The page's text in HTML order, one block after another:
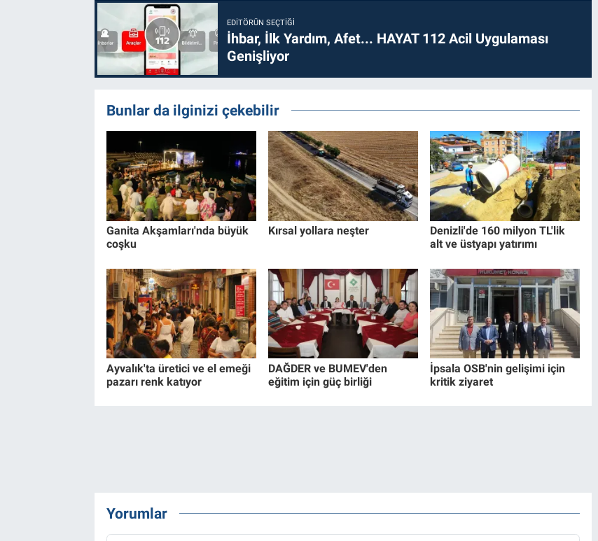
EDITÖRÜN SEÇTIĞI
İhbar, İlk Yardım, Afet... HAYAT 112 Acil Uygulaması
Genişliyor
Bunlar da ilginizi çekebilir
Ganita Akşamları'nda büyük
coşku
Kırsal yollara neşter
Denizli'de 160 milyon TL'lik
alt ve üstyapı yatırımı
Ayvalık'ta üretici ve el emeği
pazarı renk katıyor
DAĞDER ve BUMEV'den
eğitim için güç birliği
İpsala OSB'nin gelişimi için
kritik ziyaret
Yorumlar